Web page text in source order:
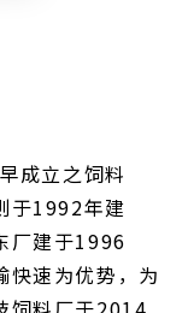
成立之饲料
于1992年建
厂建于1996
快速为优势，为